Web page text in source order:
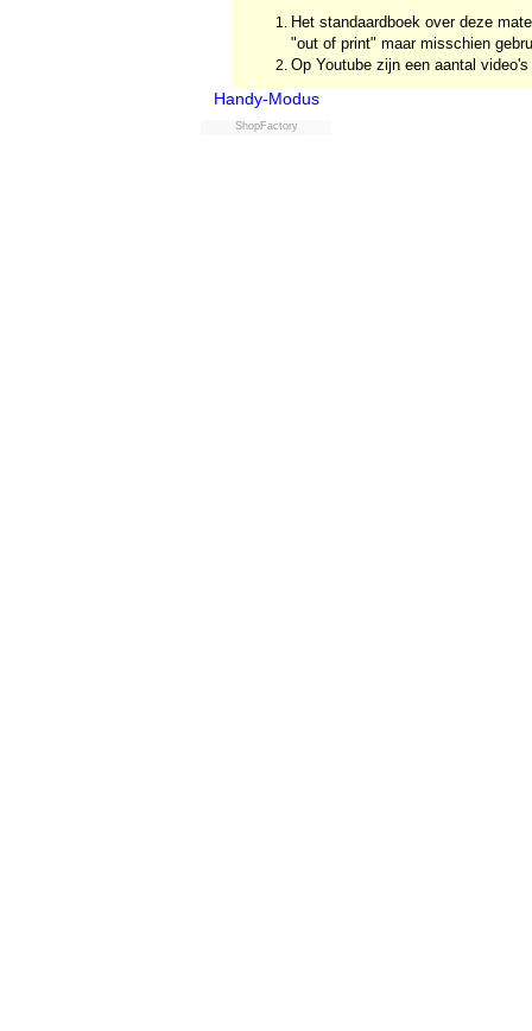
Het standaardboek over deze
"out of print" maar misschien
Op Youtube zijn een aantal
Handy-Modus
ShopFactory